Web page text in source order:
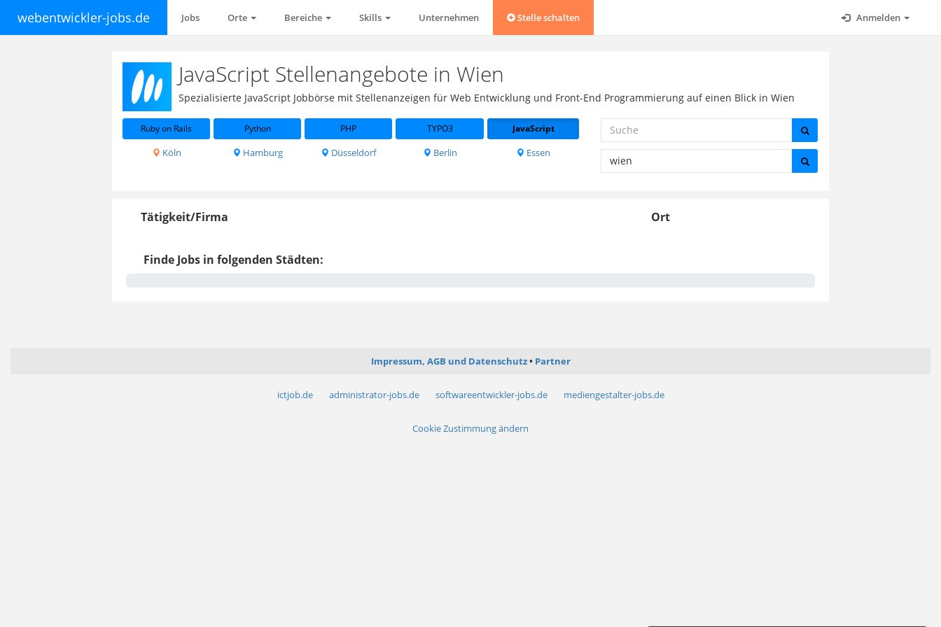
webentwickler-jobs.de Jobs Orte Bereiche Skills Unternehmen Stelle schalten Anmelden
JavaScript Stellenangebote in Wien
Spezialisierte JavaScript Jobbörse mit Stellenanzeigen für Web Entwicklung und Front-End Programmierung auf einen Blick in Wien
Ruby on Rails Python PHP TYPO3 JavaScript
Köln Hamburg Düsseldorf Berlin Essen
Tätigkeit/Firma Ort
Finde Jobs in folgenden Städten:
Impressum, AGB und Datenschutz Partner
ictjob.de administrator-jobs.de softwareentwickler-jobs.de mediengestalter-jobs.de
Cookie Zustimmung ändern